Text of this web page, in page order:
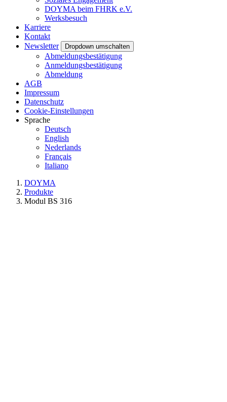
DOYMA beim FHRK e.V.
Werksbesuch
Karriere
Kontakt
Newsletter
Dropdown umschalten
Abmeldungsbestätigung
Anmeldungsbestätigung
Abmeldung
AGB
Impressum
Datenschutz
Cookie-Einstellungen
Sprache
Deutsch
English
Nederlands
Français
Italiano
DOYMA
Produkte
Modul BS 316